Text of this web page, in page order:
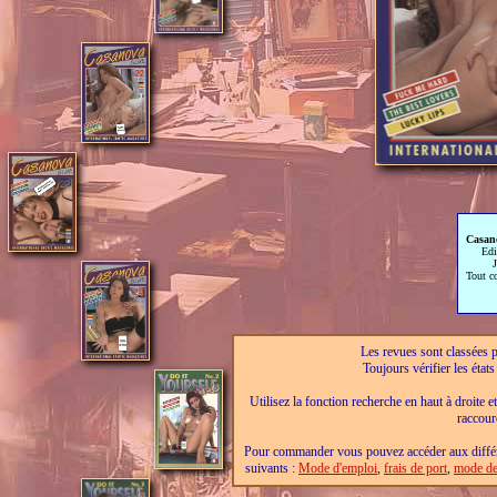
Tout
Les revues sont classées
Toujours vérifier les
Utilisez la fonction recherche en haut à droite
Pour commander vous pouvez accéder aux
suivants : Mode d'emploi, frais de port, mode